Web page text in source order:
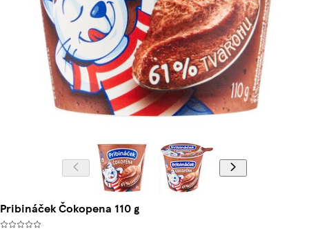
Pribináček Čokopena 110 g